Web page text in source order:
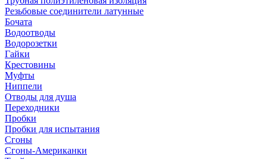
Резьбовые соединители латунные
Бочата
Водоотводы
Водорозетки
Гайки
Крестовины
Муфты
Ниппели
Отводы для душа
Переходники
Пробки
Пробки для испытания
Сгоны
Сгоны-Американки